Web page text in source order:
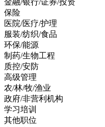
金融/银行/证券/投资
保险
医院/医疗/护理
服装/纺织/食品
环保/能源
制药/生物工程
质控/安防
高级管理
农/林/牧/渔业
政府/非营利机构
学习培训
其他职位